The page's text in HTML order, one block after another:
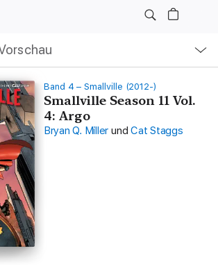
Band 4 – Smallville (2012-)
Smallville Season 11 Vol.
4: Argo
Bryan Q. Miller und Cat Staggs